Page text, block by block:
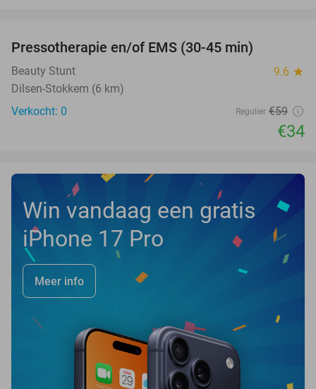
TODAY
Pressotherapie en/of EMS (30-45 min)
Beauty Stunt 9.6 star
Dilsen-Stokkem (6 km)
Verkocht: 0
Regulier €59
€34
Win vandaag een gratis
iPhone 17 Pro
Meer info